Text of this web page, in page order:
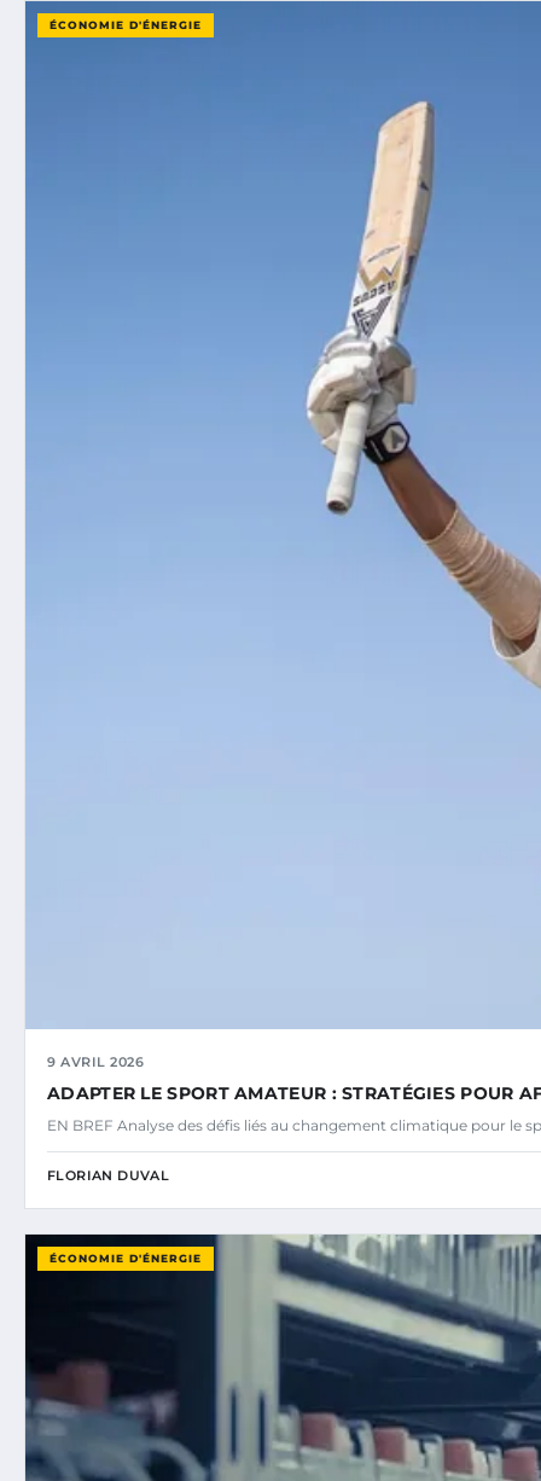
ÉCONOMIE D'ÉNERGIE
9 AVRIL 2026
ADAPTER LE SPORT AMATEUR : STRATÉGIES POUR
EN BREF Analyse des défis liés au changement climatique pour le
FLORIAN DUVAL
ÉCONOMIE D'ÉNERGIE